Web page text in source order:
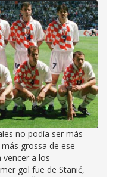
no podía ser más
grossa de ese
vencer a los
gol fue de Stanić,